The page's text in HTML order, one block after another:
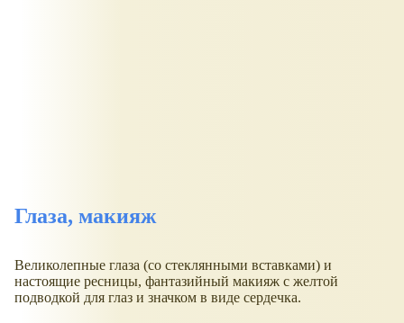
Глаза, макияж
Великолепные глаза (со стеклянными вставками) и
настоящие ресницы, фантазийный макияж с желтой
подводкой для глаз и значком в виде сердечка.